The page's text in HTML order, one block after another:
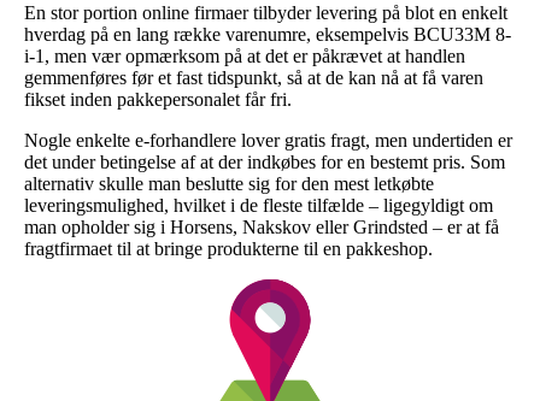
En stor portion online firmaer tilbyder levering på blot en enkelt
hverdag på en lang række varenumre, eksempelvis BCU33M 8-
i-1, men vær opmærksom på at det er påkrævet at handlen
gemmenføres før et fast tidspunkt, så at de kan nå at få varen
fikset inden pakkepersonalet får fri.
Nogle enkelte e-forhandlere lover gratis fragt, men undertiden er
det under betingelse af at der indkøbes for en bestemt pris. Som
alternativ skulle man beslutte sig for den mest letkøbte
leveringsmulighed, hvilket i de fleste tilfælde – ligegyldigt om
man opholder sig i Horsens, Nakskov eller Grindsted – er at få
fragtfirmaet til at bringe produkterne til en pakkeshop.